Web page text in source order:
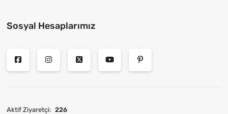
Sosyal Hesaplarımız
Aktif Ziyaretçi: 226